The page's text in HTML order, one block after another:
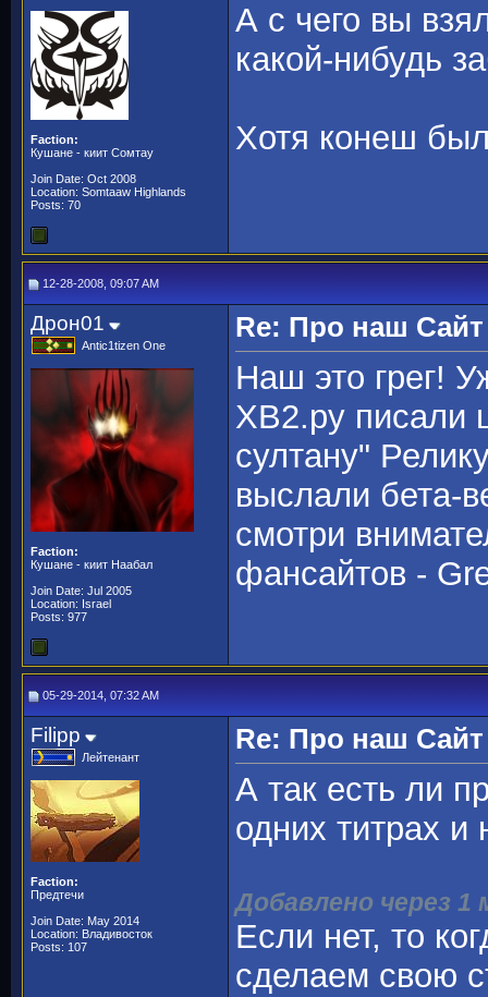
Faction:
Кушане - киит Сомтау
Join Date: Oct 2008
Location: Somtaaw Highlands
Posts: 70
А с чего вы
какой-нибудь
Хотя конеш
12-28-2008, 09:07 AM
Дрон01
Antic1tizen One
Faction:
Кушане - киит Наабал
Join Date: Jul 2005
Location: Israel
Posts: 977
Re: Про наш Сайт
Наш это грег!
ХВ2.ру писали
султану"
выслали бета-
смотри
фансайтов -
05-29-2014, 07:32 AM
Filipp
Лейтенант
Faction:
Предтечи
Join Date: May 2014
Location: Владивосток
Posts: 107
Re: Про наш Сайт
А так есть ли
одних титрах
Добавлено через 1
Если нет, то
сделаем свою